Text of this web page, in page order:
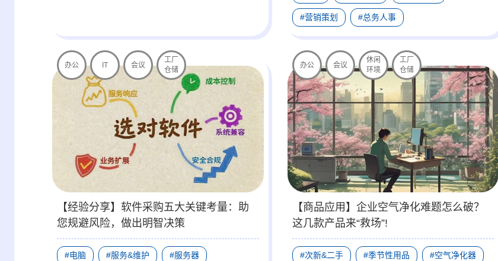
#营销策划 #总务人事
办公 IT 会议
工厂
仓储
【经验分享】软件采购五大关键考量：助
您规避风险，做出明智决策
#电脑 #服务&维护 #服务器
办公 会议
休闲
环境
工厂
仓储
【商品应用】企业空气净化难题怎么破？
这几款产品来“救场”!
#次新&二手 #季节性用品 #空气净化器